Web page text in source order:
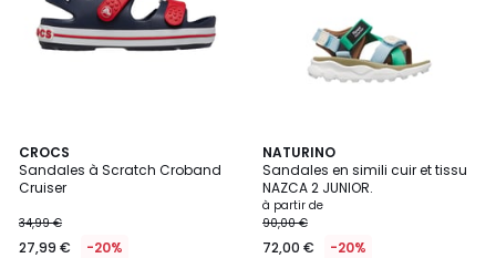
CROCS
Sandales à Scratch Croband
Cruiser
34,99 €
27,99 € -20%
NATURINO
Sandales en simili cuir et tissu
NAZCA 2 JUNIOR.
à partir de
90,00 €
72,00 € -20%